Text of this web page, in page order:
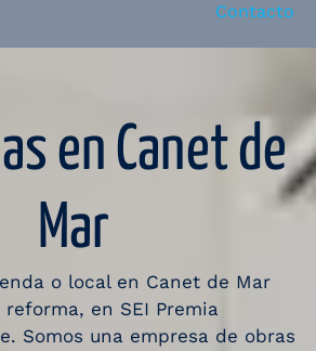
Contacto
en Canet de
Mar
o local en Canet de Mar
en SEI Premia
Somos una empresa de obras